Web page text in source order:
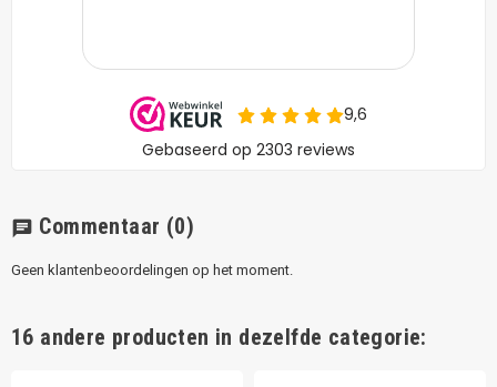
chat Commentaar (0)
Geen klantenbeoordelingen op het moment.
16 andere producten in dezelfde categorie: